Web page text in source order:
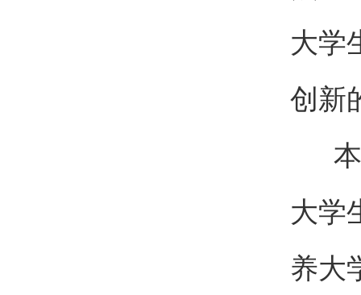
大学
创新
本
大学
养大